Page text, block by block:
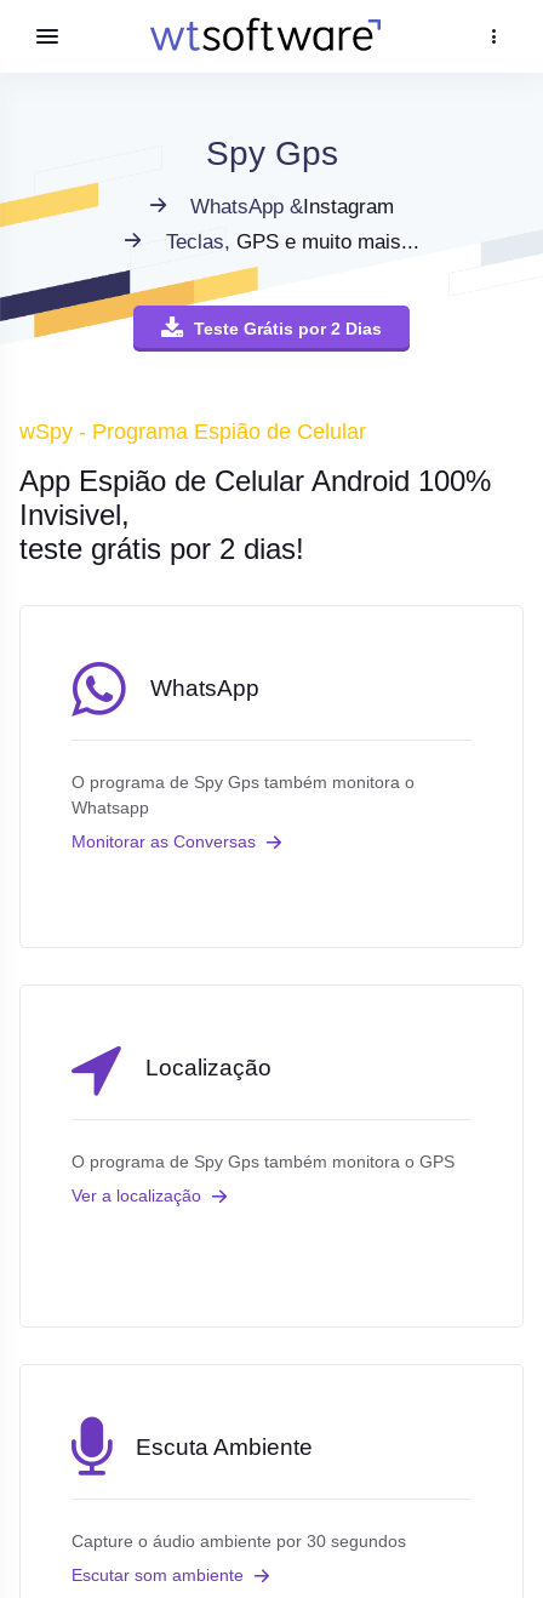
Spy Gps
WhatsApp &Instagram
Teclas, GPS e muito mais...
Teste Grátis por 2 Dias
wSpy - Programa Espião de Celular
App Espião de Celular Android 100%
Invisivel,
teste grátis por 2 dias!
WhatsApp
O programa de Spy Gps também monitora o
Whatsapp
Monitorar as Conversas
Localização
O programa de Spy Gps também monitora o GPS
Ver a localização
Escuta Ambiente
Capture o áudio ambiente por 30 segundos
Escutar som ambiente